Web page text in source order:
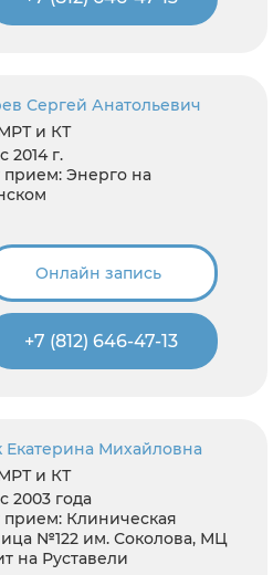
Сергей Анатольевич
и КТ
с 2014 г.
прием: Энерго на
Онлайн запись
+7 (812) 646-47-13
Екатерина Михайловна
и КТ
с 2003 года
прием: Клиническая
№122 им. Соколова, МЦ
на Руставели